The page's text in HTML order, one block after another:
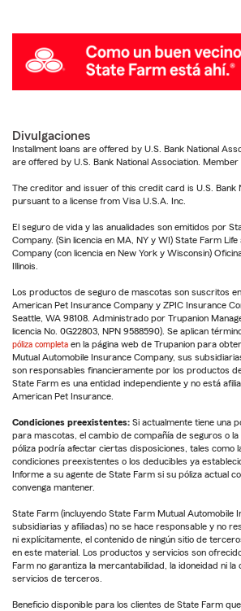
Divulgaciones
Installment loans are offered by U.S. Bank National
are offered by U.S. Bank National Association. Member
The creditor and issuer of this credit card is U.S. Bank
pursuant to a license from Visa U.S.A. Inc.
El seguro de vida y las anualidades son emitidos por
Company. (Sin licencia en MA, NY y WI) State Farm
Company (con licencia en New York y Wisconsin)
Illinois.
Los productos de seguro de mascotas son suscritos
American Pet Insurance Company y ZPIC Insurance
Seattle, WA 98108. Administrado por Trupanion
licencia No. 0G22803, NPN 9588590). Se aplican
póliza completa en la página web de Trupanion para
Mutual Automobile Insurance Company, sus
son responsables financieramente por los productos
State Farm es una entidad independiente y no está
American Pet Insurance.
Condiciones preexistentes: Si actualmente tiene una
para mascotas, el cambio de compañía de seguros o
póliza podría afectar ciertas disposiciones, tales como
condiciones preexistentes o los deducibles ya
Informe a su agente de State Farm si su póliza actual
convenga mantener.
State Farm (incluyendo State Farm Mutual Automobile
subsidiarias y afiliadas) no se hace responsable y no
ni explícitamente, el contenido de ningún sitio de
en este material. Los productos y servicios son
Farm no garantiza la mercantabilidad, la idoneidad ni
servicios de terceros.
Beneficio disponible para los clientes de State Farm